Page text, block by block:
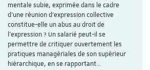
mentale subie, exprimée dans le cadre
d’une réunion d’expression collective
constitue-elle un abus au droit de
l’expression ? Un salarié peut-il se
permettre de critiquer ouvertement les
pratiques managériales de son supérieur
hiérarchique, en se rapportant…